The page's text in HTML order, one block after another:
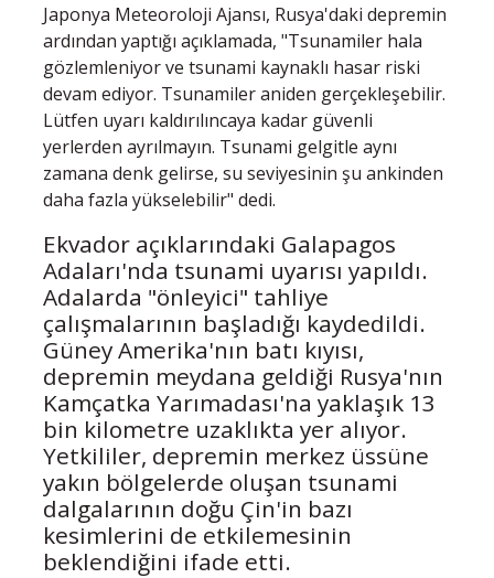
Japonya Meteoroloji Ajansı, Rusya'daki depremin
ardından yaptığı açıklamada, "Tsunamiler hala
gözlemleniyor ve tsunami kaynaklı hasar riski
devam ediyor. Tsunamiler aniden gerçekleşebilir.
Lütfen uyarı kaldırılıncaya kadar güvenli
yerlerden ayrılmayın. Tsunami gelgitle aynı
zamana denk gelirse, su seviyesinin şu ankinden
daha fazla yükselebilir" dedi.
Ekvador açıklarındaki Galapagos
Adaları'nda tsunami uyarısı yapıldı.
Adalarda "önleyici" tahliye
çalışmalarının başladığı kaydedildi.
Güney Amerika'nın batı kıyısı,
depremin meydana geldiği Rusya'nın
Kamçatka Yarımadası'na yaklaşık 13
bin kilometre uzaklıkta yer alıyor.
Yetkililer, depremin merkez üssüne
yakın bölgelerde oluşan tsunami
dalgalarının doğu Çin'in bazı
kesimlerini de etkilemesinin
beklendiğini ifade etti.